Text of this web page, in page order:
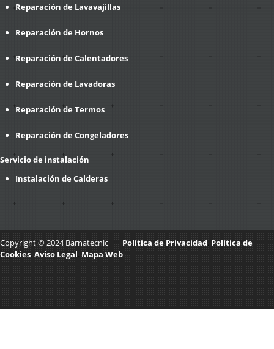
Reparación de Lavavajillas
Reparación de Hornos
Reparación de Calentadores
Reparación de Lavadoras
Reparación de Termos
Reparación de Congeladores
Servicio de instalación
Instalación de Calderas
Copyright © 2024 Barnatecnic Política de Privacidad. Política de
Cookies.Aviso Legal. Mapa Web